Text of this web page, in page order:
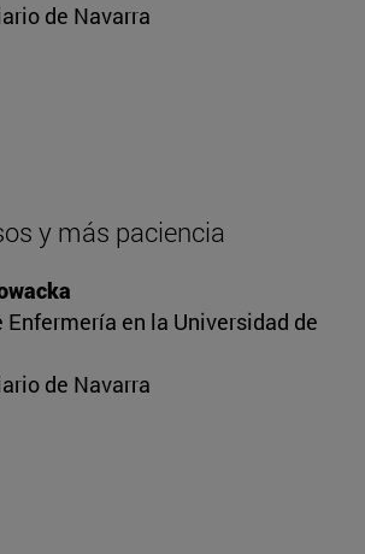
de Navarra
y más paciencia
Enfermería en la Universidad de
de Navarra